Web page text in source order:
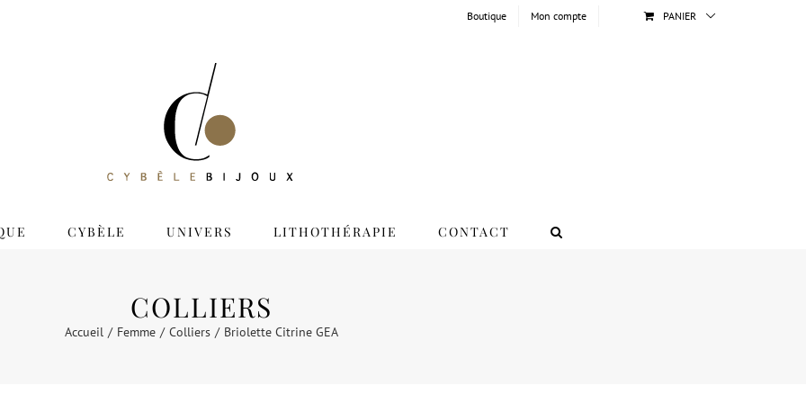
Boutique Mon compte PANIER
CYBÈLE UNIVERS LITHOTHÉRAPIE CONTACT
COLLIERS
Accueil Femme Colliers Briolette Citrine GEA